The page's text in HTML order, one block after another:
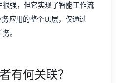
强，但它实现了智能工作流
应用的整个UI层，仅通过
。
有何关联？